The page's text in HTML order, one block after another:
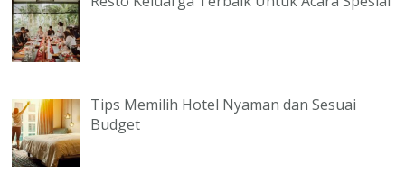
Tips Memilih Hotel Nyaman dan Sesuai
Budget